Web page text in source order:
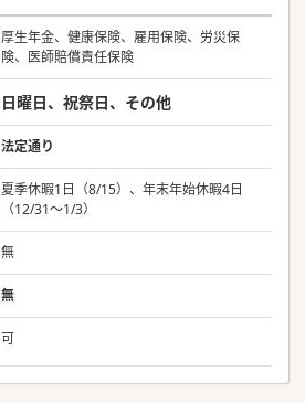
厚生年金、健康保険、雇用保険、労災保
険、医師賠償責任保険
日曜日、祝祭日、その他
法定通り
夏季休暇1日（8/15）、年末年始休暇4日
（12/31～1/3）
無
無
可